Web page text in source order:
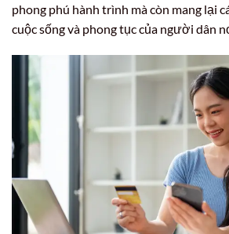
phong phú hành trình mà còn mang lại
cuộc sống và phong tục của người dân